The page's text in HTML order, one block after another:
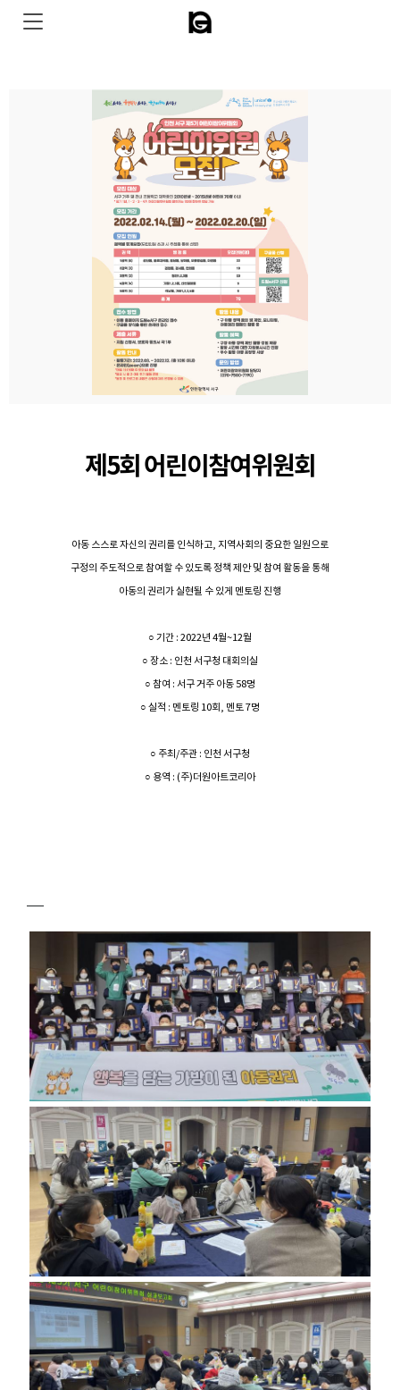
제5회 어린이참여위원회
아동 스스로 자신의 권리를 인식하고, 지역사회의 중요한 일원으로
구정의 주도적으로 참여할 수 있도록 정책 제안 및 참여 활동을 통해
아동의 권리가 실현될 수 있게 멘토링 진행
○ 기간 : 2022년 4월~12월
○ 장소 : 인천 서구청 대회의실
○ 참여 : 서구 거주 아동 58명
○ 실적 : 멘토링 10회, 멘토 7명
○ 주최/주관 : 인천 서구청
○ 용역 : (주)더원아트코리아